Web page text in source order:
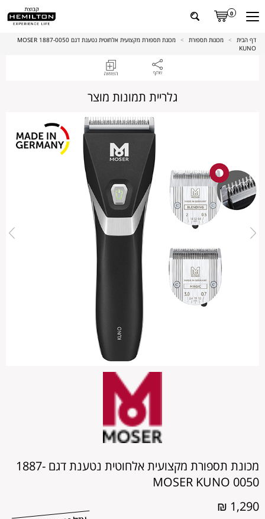
0
דף הבית > מכונות תספורת >
מכונת תספורת מקצועית אלחוטית נטענת דגם 1887-0050 MOSER
KUNO
מכונת תספורת מקצועית אלחוטית נטענת דגם 1887-
0050 MOSER KUNO
1,290 ₪
גלריית תמונות מוצר